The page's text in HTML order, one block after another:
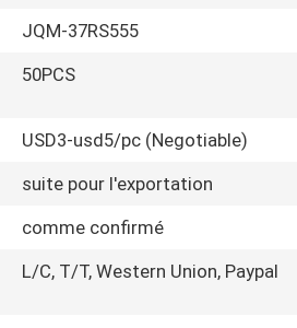
JQM-37RS555
50PCS
USD3-usd5/pc (Negotiable)
suite pour l'exportation
comme confirmé
L/C, T/T, Western Union, Paypal